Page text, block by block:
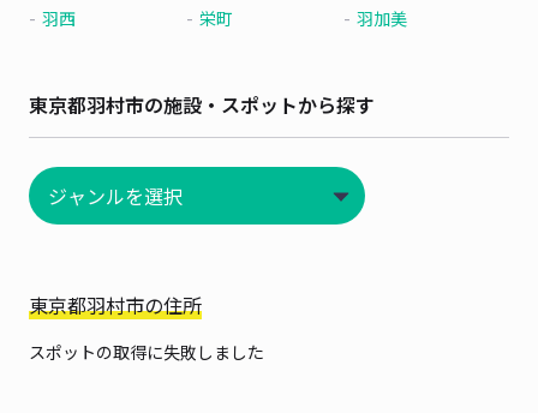
羽西 栄町 羽加美
東京都羽村市の施設・スポットから探す
東京都羽村市の住所
スポットの取得に失敗しました